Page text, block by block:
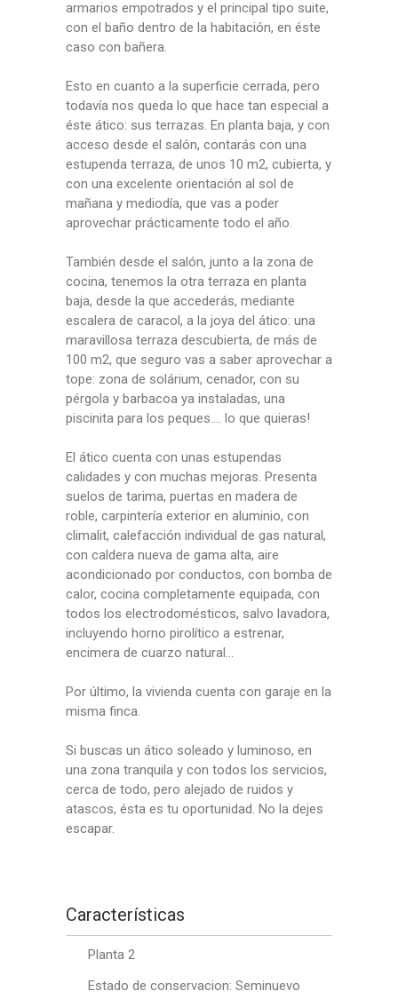
armarios empotrados y el principal tipo suite,
con el baño dentro de la habitación, en éste
caso con bañera.
Esto en cuanto a la superficie cerrada, pero
todavía nos queda lo que hace tan especial a
éste ático: sus terrazas. En planta baja, y con
acceso desde el salón, contarás con una
estupenda terraza, de unos 10 m2, cubierta, y
con una excelente orientación al sol de
mañana y mediodía, que vas a poder
aprovechar prácticamente todo el año.
También desde el salón, junto a la zona de
cocina, tenemos la otra terraza en planta
baja, desde la que accederás, mediante
escalera de caracol, a la joya del ático: una
maravillosa terraza descubierta, de más de
100 m2, que seguro vas a saber aprovechar a
tope: zona de solárium, cenador, con su
pérgola y barbacoa ya instaladas, una
piscinita para los peques…. lo que quieras!
El ático cuenta con unas estupendas
calidades y con muchas mejoras. Presenta
suelos de tarima, puertas en madera de
roble, carpintería exterior en aluminio, con
climalit, calefacción individual de gas natural,
con caldera nueva de gama alta, aire
acondicionado por conductos, con bomba de
calor, cocina completamente equipada, con
todos los electrodomésticos, salvo lavadora,
incluyendo horno pirolítico a estrenar,
encimera de cuarzo natural…
Por último, la vivienda cuenta con garaje en la
misma finca.
Si buscas un ático soleado y luminoso, en
una zona tranquila y con todos los servicios,
cerca de todo, pero alejado de ruidos y
atascos, ésta es tu oportunidad. No la dejes
escapar.
Características
Planta 2
Estado de conservacion: Seminuevo